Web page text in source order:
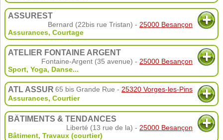
ASSUREST
Bernard (22bis rue Tristan) - 25000 Besançon
Assurances, Courtage
ATELIER FONTAINE ARGENT
Fontaine-Argent (35 avenue) - 25000 Besançon
Sport, Yoga, Danse...
ATL ASSUR 65 bis Grande Rue - 25320 Vorges-les-Pins
Assurances, Courtier
BÂTIMENTS & TENDANCES
Liberté (13 rue de la) - 25000 Besançon
Bâtiment, Travaux (courtier)